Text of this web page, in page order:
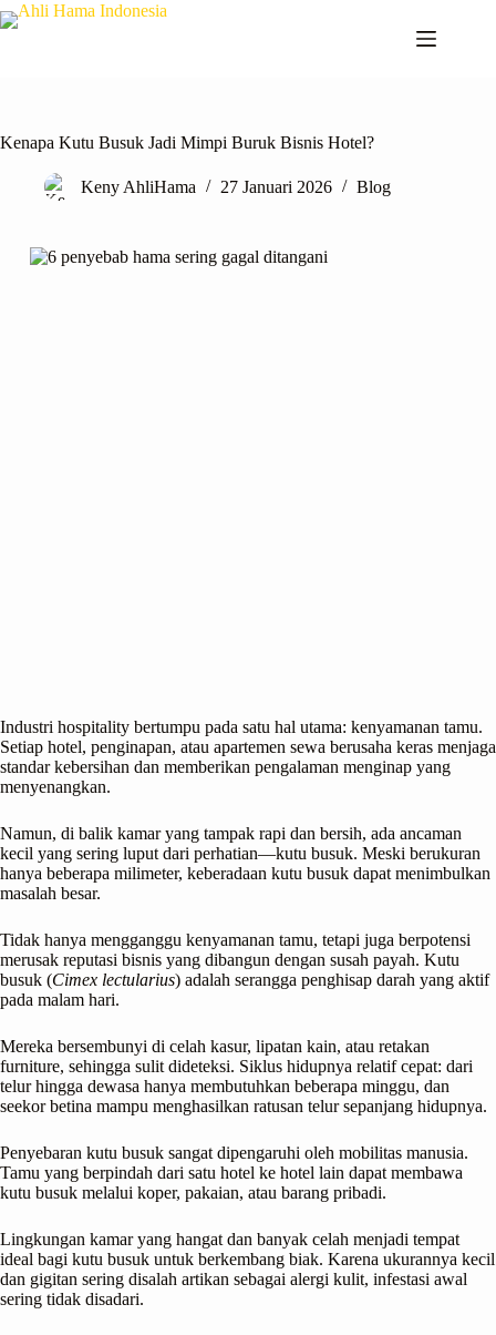
Kenapa Kutu Busuk Jadi Mimpi Buruk Bisnis Hotel?
Keny AhliHama 27 Januari 2026 Blog
Industri hospitality bertumpu pada satu hal utama: kenyamanan tamu.
Setiap hotel, penginapan, atau apartemen sewa berusaha keras menjaga
standar kebersihan dan memberikan pengalaman menginap yang
menyenangkan.
Namun, di balik kamar yang tampak rapi dan bersih, ada ancaman
kecil yang sering luput dari perhatian—kutu busuk. Meski berukuran
hanya beberapa milimeter, keberadaan kutu busuk dapat menimbulkan
masalah besar.
Tidak hanya mengganggu kenyamanan tamu, tetapi juga berpotensi
merusak reputasi bisnis yang dibangun dengan susah payah. Kutu
busuk (Cimex lectularius) adalah serangga penghisap darah yang aktif
pada malam hari.
Mereka bersembunyi di celah kasur, lipatan kain, atau retakan
furniture, sehingga sulit dideteksi. Siklus hidupnya relatif cepat: dari
telur hingga dewasa hanya membutuhkan beberapa minggu, dan
seekor betina mampu menghasilkan ratusan telur sepanjang hidupnya.
Penyebaran kutu busuk sangat dipengaruhi oleh mobilitas manusia.
Tamu yang berpindah dari satu hotel ke hotel lain dapat membawa
kutu busuk melalui koper, pakaian, atau barang pribadi.
Lingkungan kamar yang hangat dan banyak celah menjadi tempat
ideal bagi kutu busuk untuk berkembang biak. Karena ukurannya kecil
dan gigitan sering disalah artikan sebagai alergi kulit, infestasi awal
sering tidak disadari.